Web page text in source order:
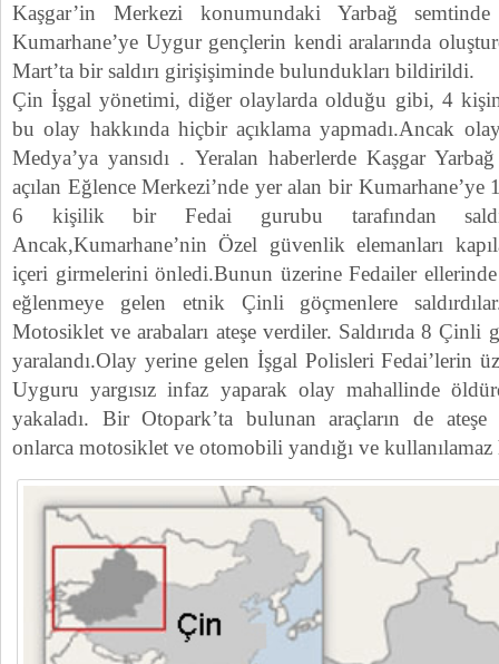
Kaşgar’in Merkezi konumundaki Yarbağ
Kumarhane’ye Uygur gençlerin kendi aralarında
Mart’ta bir saldırı girişişiminde bulundukları bildirildi.
Çin İşgal yönetimi, diğer olaylarda olduğu gibi, 4
bu olay hakkında hiçbir açıklama yapmadı.Ancak
Medya’ya yansıdı . Yeralan haberlerde Kaşgar
açılan Eğlence Merkezi’nde yer alan bir Kumarhane’ye
6 kişilik bir Fedai gurubu tarafından
Ancak,Kumarhane’nin Özel güvenlik elemanları
içeri girmelerini önledi.Bunun üzerine Fedailer
eğlenmeye gelen etnik Çinli göçmenlere
Motosiklet ve arabaları ateşe verdiler. Saldırıda 8 Çinli
yaralandı.Olay yerine gelen İşgal Polisleri Fedai’lerin
Uyguru yargısız infaz yaparak olay mahallinde
yakaladı. Bir Otopark’ta bulunan araçların de ateşe
onlarca motosiklet ve otomobili yandığı ve